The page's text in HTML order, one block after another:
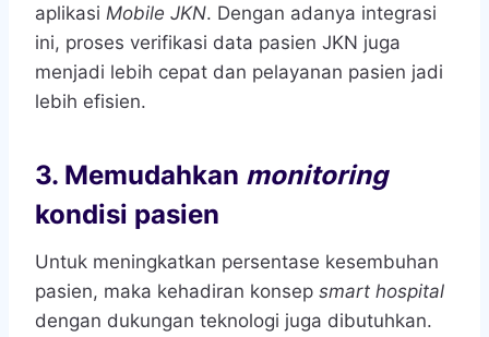
aplikasi Mobile JKN. Dengan adanya integrasi
ini, proses verifikasi data pasien JKN juga
menjadi lebih cepat dan pelayanan pasien jadi
lebih efisien.
3. Memudahkan monitoring
kondisi pasien
Untuk meningkatkan persentase kesembuhan
pasien, maka kehadiran konsep smart hospital
dengan dukungan teknologi juga dibutuhkan.